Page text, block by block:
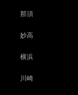
那須
妙高
横浜
川崎